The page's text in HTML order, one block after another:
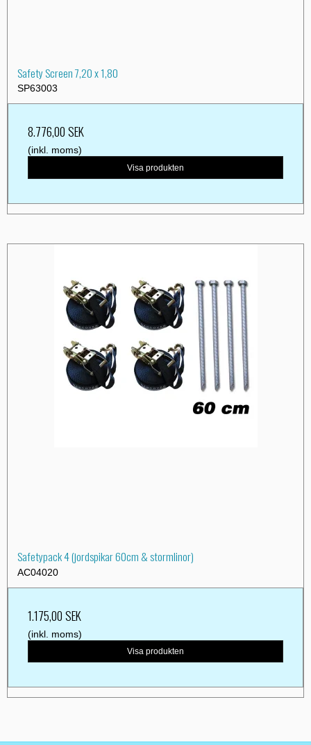
Safety Screen 7,20 x 1,80
SP63003
8.776,00 SEK
(inkl. moms)
Visa produkten
Safetypack 4 (jordspikar 60cm & stormlinor)
AC04020
1.175,00 SEK
(inkl. moms)
Visa produkten